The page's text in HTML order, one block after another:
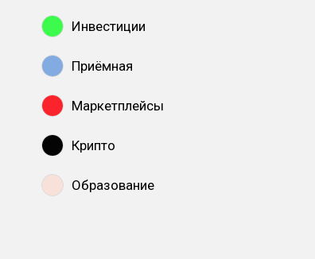
Инвестиции
Приёмная
Маркетплейсы
Крипто
Образование